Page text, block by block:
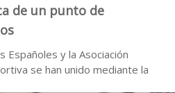
de un punto de
Españoles y la Asociación
se han unido mediante la